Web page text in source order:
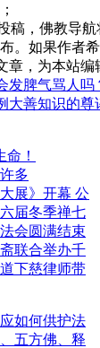
稿，佛教导
。如果作者
章，为本站
发脾气骂人吗
大善知识的尊
！
多
展》开幕 公
届冬季禅七
会圆满结束
联合举办千
下慈律师带
如何供护法
五方佛、释